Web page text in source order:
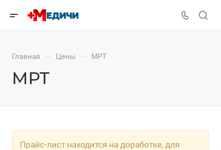
Главная — Цены — МРТ
МРТ
Прайс-лист находится на доработке, для